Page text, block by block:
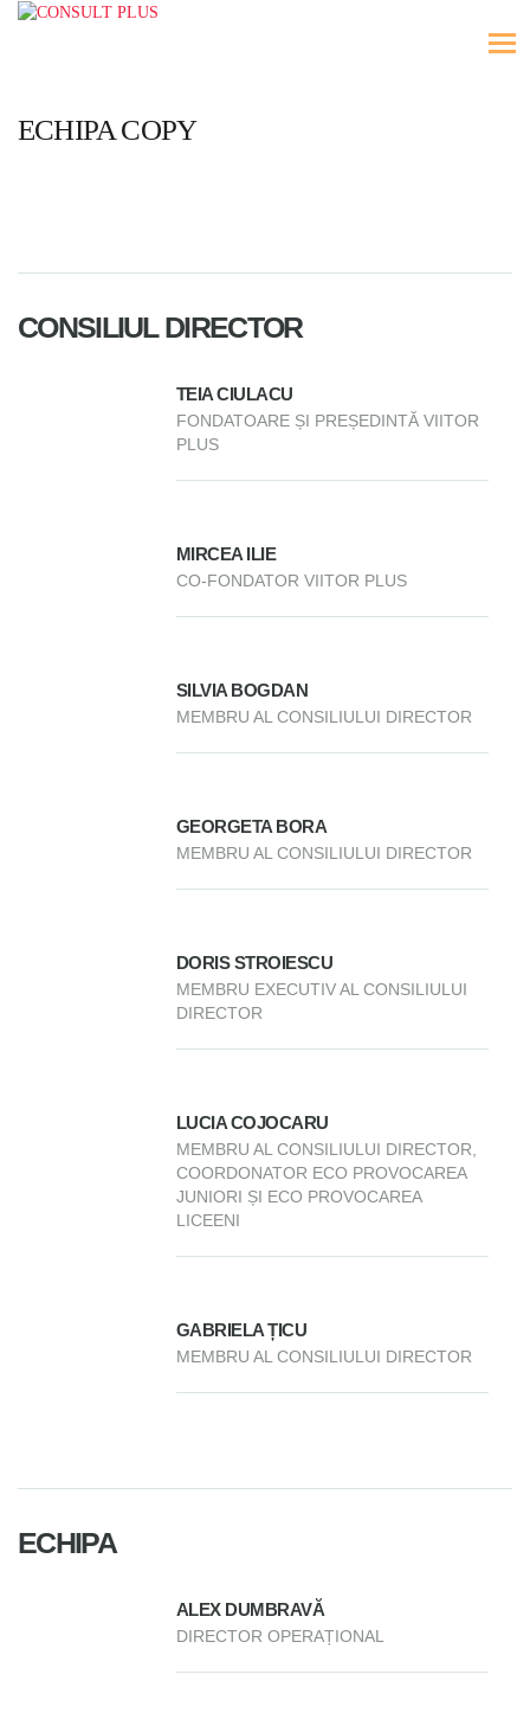
ECHIPA COPY
CONSILIUL DIRECTOR
TEIA CIULACU
FONDATOARE ȘI PREȘEDINTĂ VIITOR
PLUS
MIRCEA ILIE
CO-FONDATOR VIITOR PLUS
SILVIA BOGDAN
MEMBRU AL CONSILIULUI DIRECTOR
GEORGETA BORA
MEMBRU AL CONSILIULUI DIRECTOR
DORIS STROIESCU
MEMBRU EXECUTIV AL CONSILIULUI
DIRECTOR
LUCIA COJOCARU
MEMBRU AL CONSILIULUI DIRECTOR,
COORDONATOR ECO PROVOCAREA
JUNIORI ȘI ECO PROVOCAREA
LICEENI
GABRIELA ȚICU
MEMBRU AL CONSILIULUI DIRECTOR
ECHIPA
ALEX DUMBRAVĂ
DIRECTOR OPERAȚIONAL